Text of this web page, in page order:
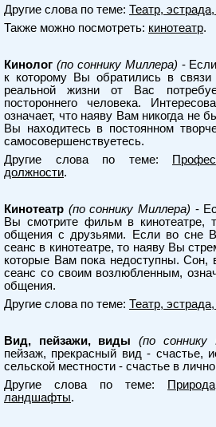
Другие слова по теме: Театр,
Также можно посмотреть: кинотеатр.
Кинолог (по соннику Миллера) -
к которому Вы обратились в
реальной жизни от Вас
постороннего человека.
означает, что наяву Вам никогда не
Вы находитесь в постоянном
самосовершенствуетесь.
Другие слова по теме:
должности.
Кинотеатр (по соннику Миллера) -
Вы смотрите фильм в кинотеатре,
общения с друзьями. Если во сне
сеанс в кинотеатре, то наяву Вы
которые Вам пока недоступны.
сеанс со своим возлюбленным,
общения.
Другие слова по теме: Театр,
Вид, пейзажи, виды (по соннику
пейзаж, прекрасный вид - счастье,
сельской местности - счастье в
Другие слова по теме:
ландшафты.